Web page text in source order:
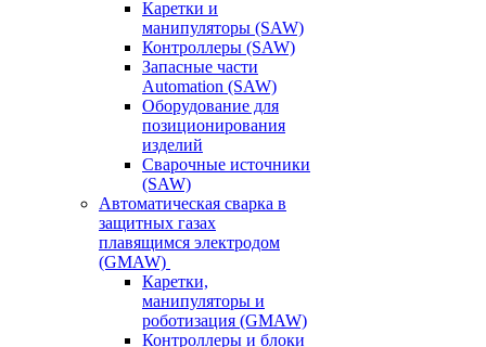
Каретки и
манипуляторы (SAW)
Контроллеры (SAW)
Запасные части
Automation (SAW)
Оборудование для
позиционирования
изделий
Сварочные источники
(SAW)
Автоматическая сварка в
защитных газах
плавящимся электродом
(GMAW)
Каретки,
манипуляторы и
роботизация (GMAW)
Контроллеры и блоки